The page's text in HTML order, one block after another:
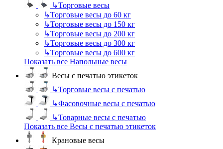
↳Торговые весы
↳Торговые весы до 60 кг
↳Торговые весы до 150 кг
↳Торговые весы до 200 кг
↳Торговые весы до 300 кг
↳Торговые весы до 600 кг
Показать все Напольные весы
Весы с печатью этикеток
↳Торговые весы с печатью
↳Фасовочные весы с печатью
↳Товарные весы с печатью
Показать все Весы с печатью этикеток
Крановые весы